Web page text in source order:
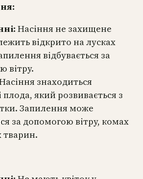
Насіння не захищене
відкрито на лусках
відбувається за
вітру.
знаходиться
плода, який розвивається з
Запилення може
за допомогою вітру, комах
тварин.